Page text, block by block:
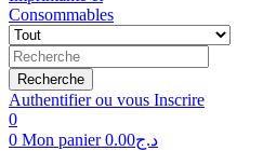
Recherche
Authentifier ou vous Inscrire
0
0 Mon panier د.ج0.00